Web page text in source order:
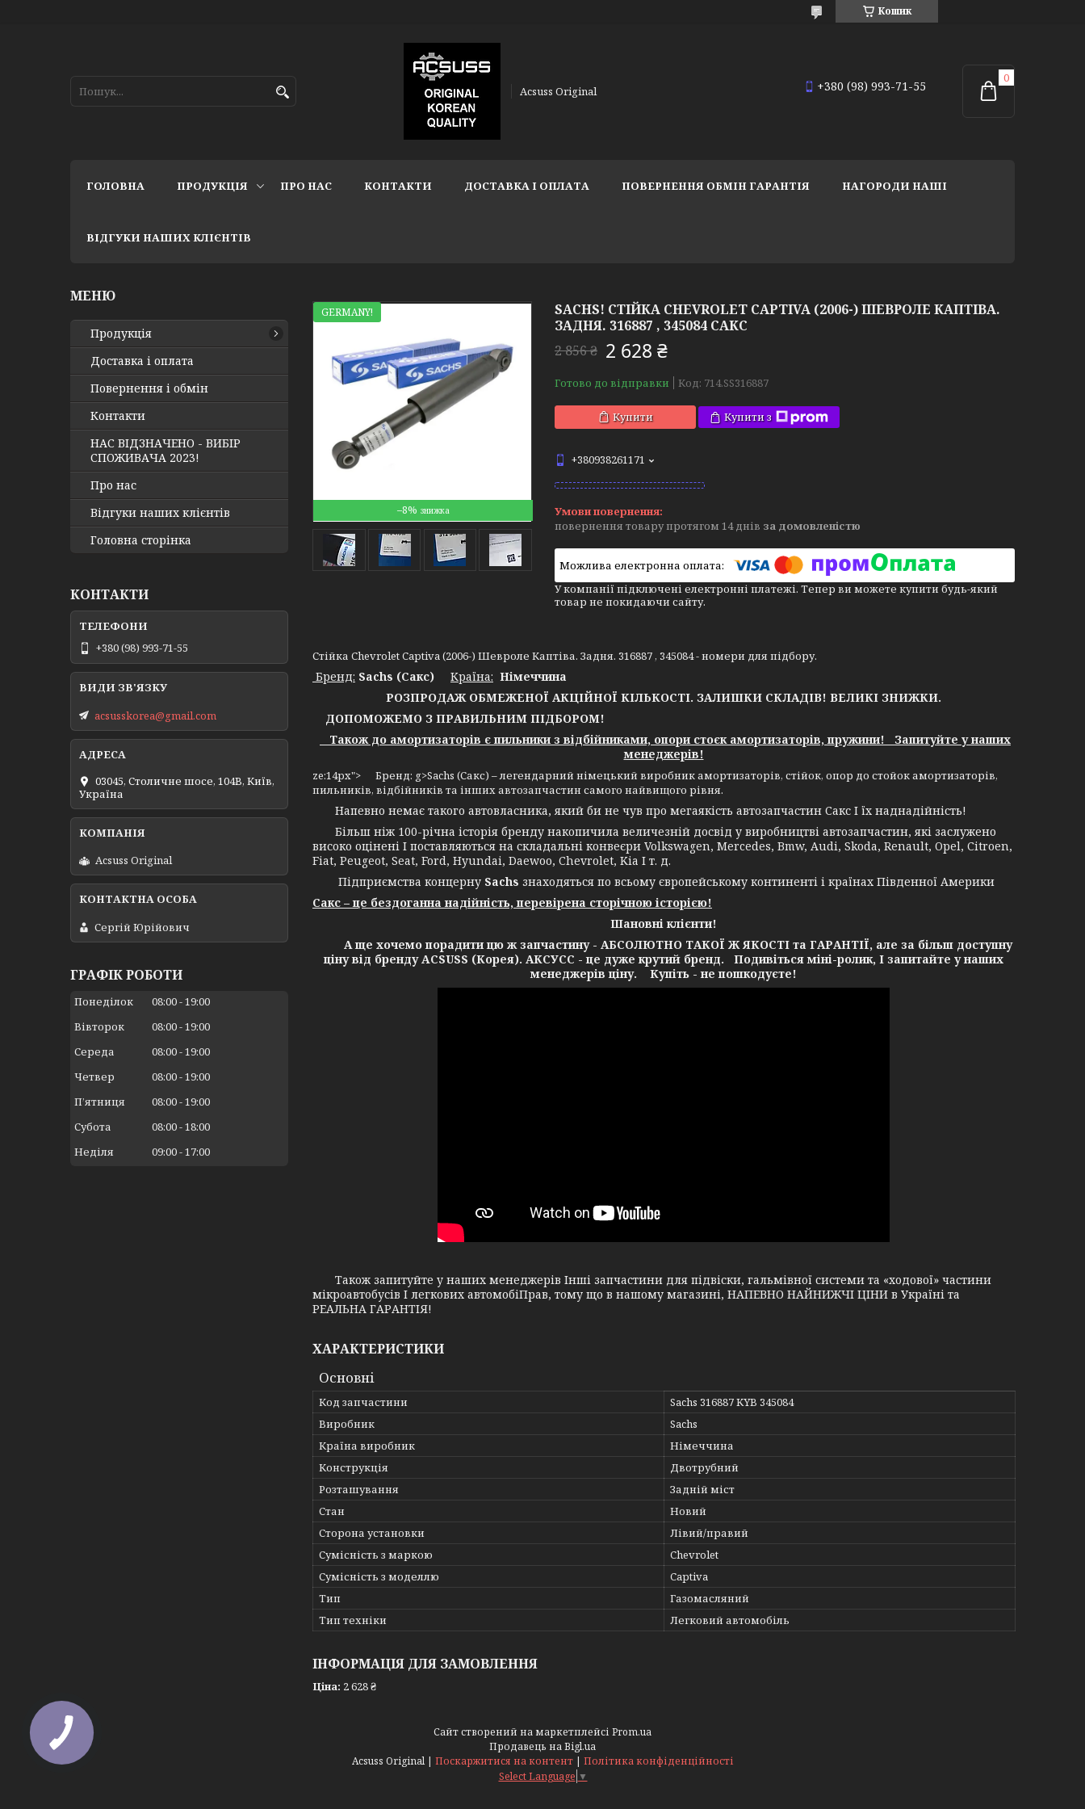
Кошик
Acsuss Original +380 (98) 993-71-55
ГОЛОВНА ПРОДУКЦІЯ ПРО НАС КОНТАКТИ ДОСТАВКА І ОПЛАТА ПОВЕРНЕННЯ ОБМІН ГАРАНТІЯ НАГОРОДИ НАШІ
ВІДГУКИ НАШИХ КЛІЄНТІВ
–8%
GERMANY!
SACHS! СТІЙКА CHEVROLET CAPTIVA (2006-) ШЕВРОЛЕ КАПТІВА.
ЗАДНЯ. 316887 , 345084 САКС
2 856 ₴ 2 628 ₴
Готово до відправки Код: 714.SS316887
Купити Купити з
+380938261171
повернення товару протягом 14 днів за домовленістю
У компанії підключені електронні платежі. Тепер ви можете купити будь-який
товар не покидаючи сайту.
Стійка Chevrolet Captiva (2006-) Шевроле Каптіва. Задня. 316887 , 345084 - номери для підбору.
Бренд: Sachs (Сакс) Країна: Німеччина
РОЗПРОДАЖ ОБМЕЖЕНОЇ АКЦІЙНОЇ КІЛЬКОСТІ. ЗАЛИШКИ СКЛАДІВ! ВЕЛИКІ ЗНИЖКИ.
ДОПОМОЖЕМО З ПРАВИЛЬНИМ ПІДБОРОМ!
Також до амортизаторів є пильники з відбійниками, опори стоєк амортизаторів, пружини! Запитуйте у наших
менеджерів!
ze:14px"> Бренд: g>Sachs (Сакс) – легендарний німецький виробник амортизаторів, стійок, опор до стойок амортизаторів,
пильників, відбійників та інших автозапчастин самого найвищого рівня.
Напевно немає такого автовласника, який би не чув про мегаякість автозапчастин Сакс І їх наднадійність!
Більш ніж 100-річна історія бренду накопичила величезній досвід у виробництві автозапчастин, які заслужено
високо оцінені І поставляються на складальні конвеєри Volkswagen, Mercedes, Bmw, Audi, Skoda, Renault, Opel, Citroen,
Fiat, Peugeot, Seat, Ford, Hyundai, Daewoo, Chevrolet, Kia І т. д.
Підприємства концерну Sachs знаходяться по всьому європейському континенті і країнах Південної Америки
Сакс – це бездоганна надійність, перевірена сторічною історією!
Шановні клієнти!
А ще хочемо порадити цю ж запчастину - АБСОЛЮТНО ТАКОЇ Ж ЯКОСТІ та ГАРАНТІЇ, але за більш доступну
ціну від бренду ACSUSS (Корея). АКСУСС - це дуже крутий бренд. Подивіться міні-ролик, І запитайте у наших
менеджерів ціну. Купіть - не пошкодуєте!
Також запитуйте у наших менеджерів Інші запчастини для підвіски, гальмівної системи та «ходової» частини
мікроавтобусів І легкових автомобіПрав, тому що в нашому магазині, НАПЕВНО НАЙНИЖЧІ ЦІНИ в Україні та
РЕАЛЬНА ГАРАНТІЯ!
ХАРАКТЕРИСТИКИ
Основні
Код запчастини
Sachs 316887 KYB 345084
Виробник
Sachs
Країна виробник
Німеччина
Конструкція
Двотрубний
Розташування
Задній міст
Стан
Новий
Сторона установки
Лівий/правий
Сумісність з маркою
Chevrolet
Сумісність з моделлю
Captiva
Тип
Газомасляний
Тип техніки
Легковий автомобіль
ІНФОРМАЦІЯ ДЛЯ ЗАМОВЛЕННЯ
Ціна: 2 628 ₴
Продукція
Доставка і оплата
Повернення і обмін
Контакти
НАС ВІДЗНАЧЕНО - ВИБІР
СПОЖИВАЧА 2023!
Про нас
Відгуки наших клієнтів
Головна сторінка
КОНТАКТИ
+380 (98) 993-71-55
acsusskorea@gmail.com
03045, Столичне шосе, 104B, Київ,
Україна
Acsuss Original
Сергій Юрійович
ГРАФІК РОБОТИ
Понеділок 08:00 19:00
Вівторок
08:00 19:00
Середа
08:00 19:00
Четвер
08:00 19:00
Пʼятниця
08:00 19:00
Субота
08:00 18:00
Неділя
09:00 17:00
Сайт створений на маркетплейсі Prom.ua
Продавець на Bigl.ua
Acsuss Original | Поскаржитися на контент | Політика конфіденційності
Select Language ▼